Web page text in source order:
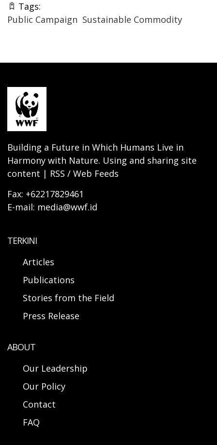
Tags:
Public Campaign Sustainable Commodity
Building a Future in Which Humans Live in
Harmony with Nature. Using and sharing site
content | RSS / Web Feeds
Fax: +62217829461
E-mail: media@wwf.id
TERKINI
Articles
Publications
Stories from the Field
Press Release
ABOUT
Our Leadership
Our Policy
Contact
FAQ